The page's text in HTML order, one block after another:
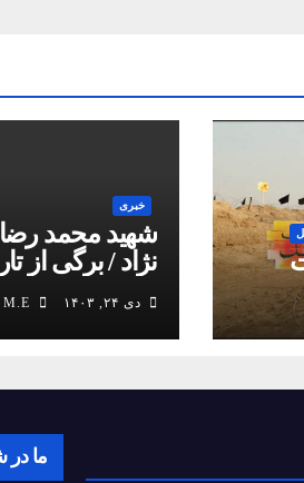
خبری
شهید محمد
نژاد / برگی از
دی ۲۴, ۱۴۰۳
ما در